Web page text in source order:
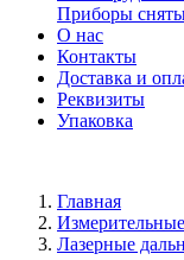
Приборы
О нас
Контакты
Доставка и
Реквизиты
Упаковка
Главная
Лазерные